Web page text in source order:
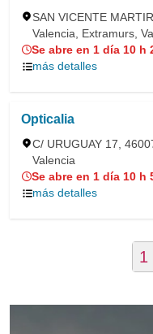
SAN VICENTE
Valencia, Extramurs,
Se abre en 1 día 10 h
más detalles
Opticalia
C/ URUGUAY 17,
Valencia
Se abre en 1 día 10 h
más detalles
1